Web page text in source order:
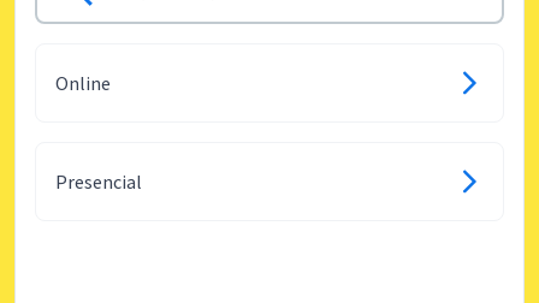
Online
Presencial